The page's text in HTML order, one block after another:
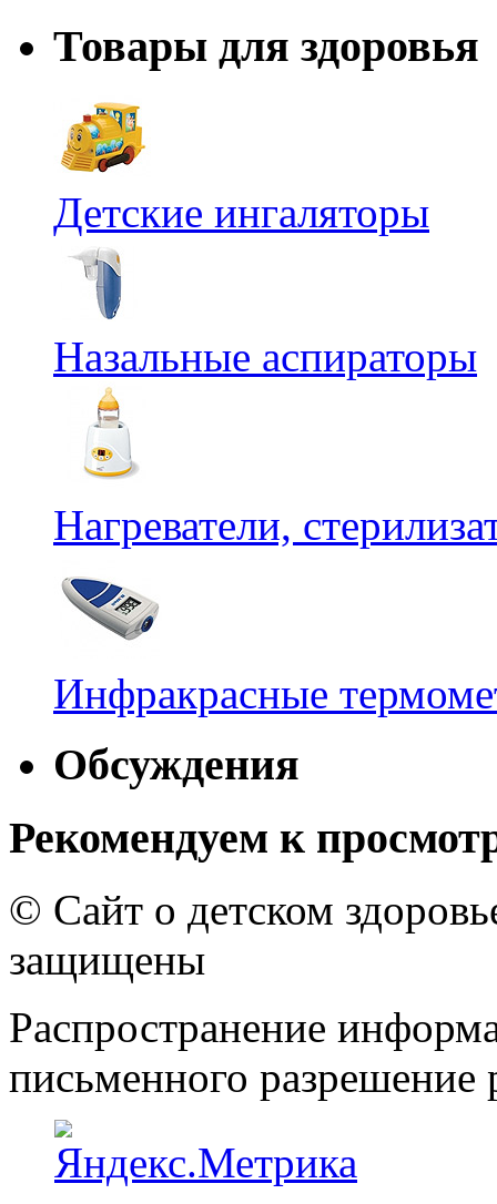
Товары для здоровья
Детские ингаляторы
Назальные аспираторы
Нагреватели,
Инфракрасные
Обсуждения
Рекомендуем к
© Сайт о детском
защищены
Распространение
письменного разрешение